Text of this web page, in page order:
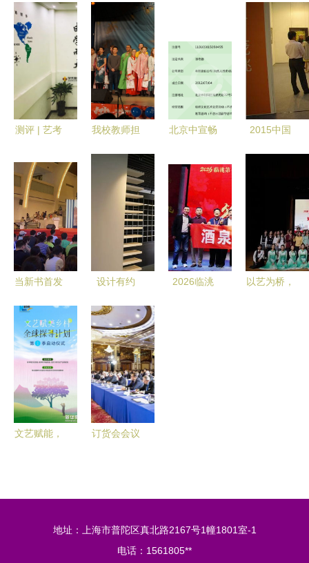
测评 | 艺考
课培训机构
怎么选？我
们去看了这
几家
我校教师担
友好文艺晚
会导演 推
动文化艺术
交流的深度
实践
北京中宣畅
传播搭建艺
术交流的高
地
2015中国
时启动——
多元交流与
创意策划共
当新书首发
展 《伟大
的世界文明
古埃及》新
书发布暨分
享活动在上
海举办
设计有约
美学——东
西方传统文
化与现代设
计的交融与
2026临洮
以艺为桥，
文艺赋能，
订货会会议
破局
地址：上海市普陀区真北路2167号1幢1801室-1
电话：1561805**